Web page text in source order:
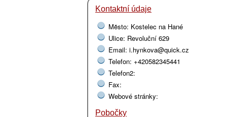
Kontaktní údaje
Mĕsto: Kostelec na Hané
Ulice: Revoluční 629
Email: i.hynkova@quick.cz
Telefon: +420582345441
Telefon2:
Fax:
Webové stránky:
Pobočky